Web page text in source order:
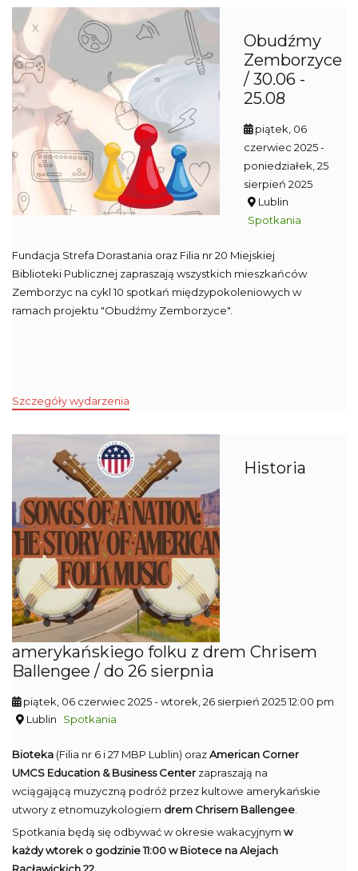
Obudźmy
Zemborzyce
/ 30.06 -
25.08
piątek, 06
czerwiec 2025-
poniedziałek, 25
sierpień 2025
Lublin
Spotkania
Fundacja Strefa Dorastania oraz Filia nr 20 Miejskiej
Biblioteki Publicznej zapraszają wszystkich mieszkańców
Zemborzyc na cykl 10 spotkań międzypokoleniowych w
ramach projektu "Obudźmy Zemborzyce".
Szczegóły wydarzenia
Historia
amerykańskiego folku z drem Chrisem
Ballengee / do 26 sierpnia
piątek, 06 czerwiec 2025- wtorek, 26 sierpień 2025 12:00 pm
Lublin
Spotkania
Bioteka (Filia nr 6 i 27 MBP Lublin) orazAmerican Corner
UMCS Education & Business Center zapraszają na
wciągającą muzyczną podróż przez kultowe amerykańskie
utwory z etnomuzykologiem drem Chrisem Ballengee
Spotkania będą się odbywać w okresie wakacyjnym w
każdy wtorek o godzinie 11:00 w Biotece na Alejach